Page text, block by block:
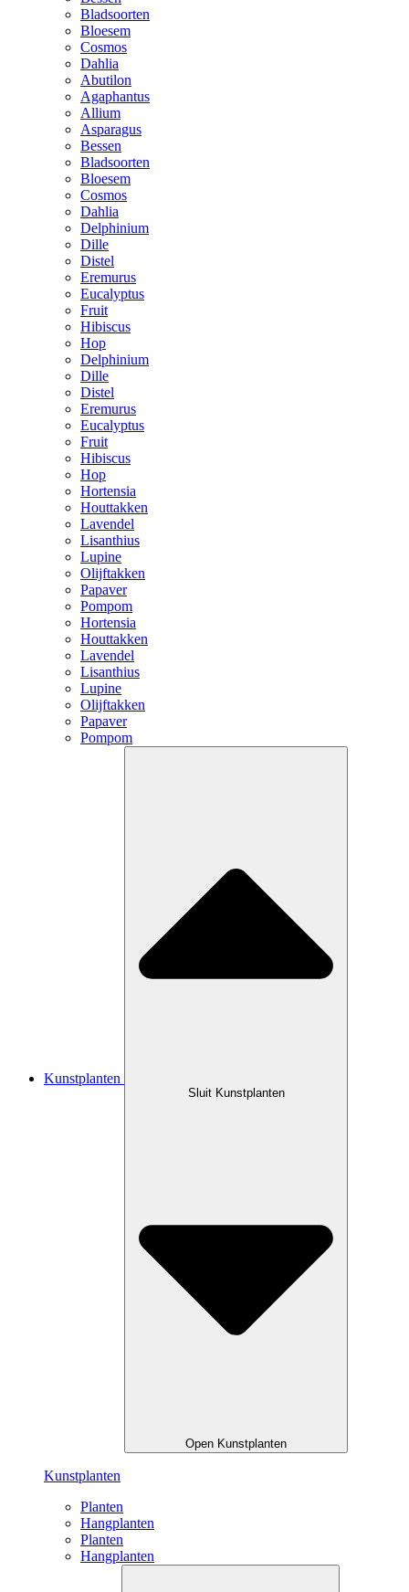
Bladsoorten
Bloesem
Cosmos
Dahlia
Abutilon
Agaphantus
Allium
Asparagus
Bessen
Bladsoorten
Bloesem
Cosmos
Dahlia
Delphinium
Dille
Distel
Eremurus
Eucalyptus
Fruit
Hibiscus
Hop
Delphinium
Dille
Distel
Eremurus
Eucalyptus
Fruit
Hibiscus
Hop
Hortensia
Houttakken
Lavendel
Lisanthius
Lupine
Olijftakken
Papaver
Pompom
Hortensia
Houttakken
Lavendel
Lisanthius
Lupine
Olijftakken
Papaver
Pompom
Kunstplanten
Sluit Kunstplanten
Open Kunstplanten
Kunstplanten
Planten
Hangplanten
Planten
Hangplanten